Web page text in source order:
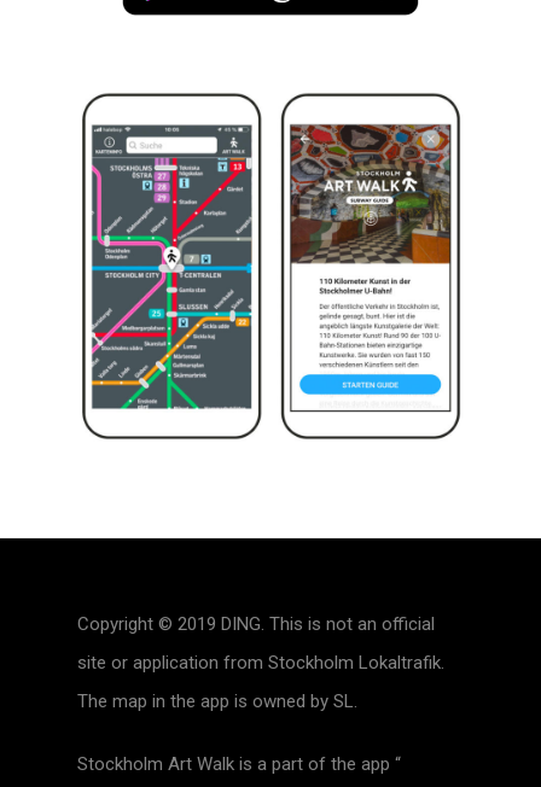
Copyright © 2019 DING. This is not an official
site or application from Stockholm Lokaltrafik.
The map in the app is owned by SL.
Stockholm Art Walk is a part of the app “